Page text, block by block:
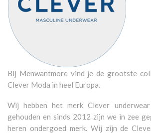
Bij Menwantmore vind je de grootste
Clever Moda in heel Europa.
Wij hebben het merk Clever
gehouden en sinds 2012 zijn we in zee
heren ondergoed merk. Wij zijn de